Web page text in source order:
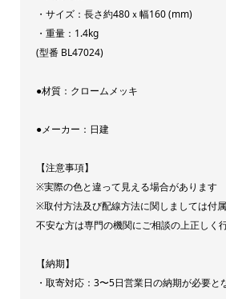
ー
音
ル
ヤ
ン
ー
・サイズ：長さ約480ｘ幅160 (mm)
・重量：1.4kg
(型番 BL47024)
●材質：クロームメッキ
●メーカー：日建
【注意事項】
※実際の色と違って見える場合があります
※取付方法及び配線方法に関しましては付属
不安な方は専門の機関にご相談の上正しく
【納期】
・取寄対応：3〜5日営業日の納期が必要と